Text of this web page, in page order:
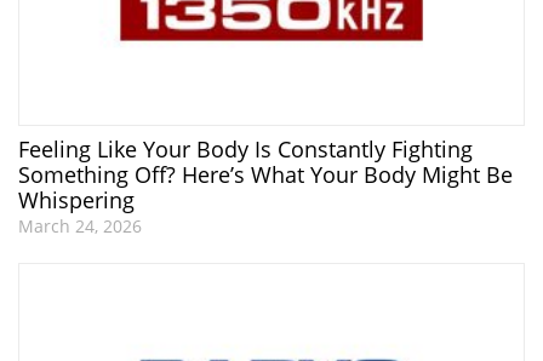
Feeling Like Your Body Is Constantly Fighting
Something Off? Here’s What Your Body Might Be
Whispering
March 24, 2026